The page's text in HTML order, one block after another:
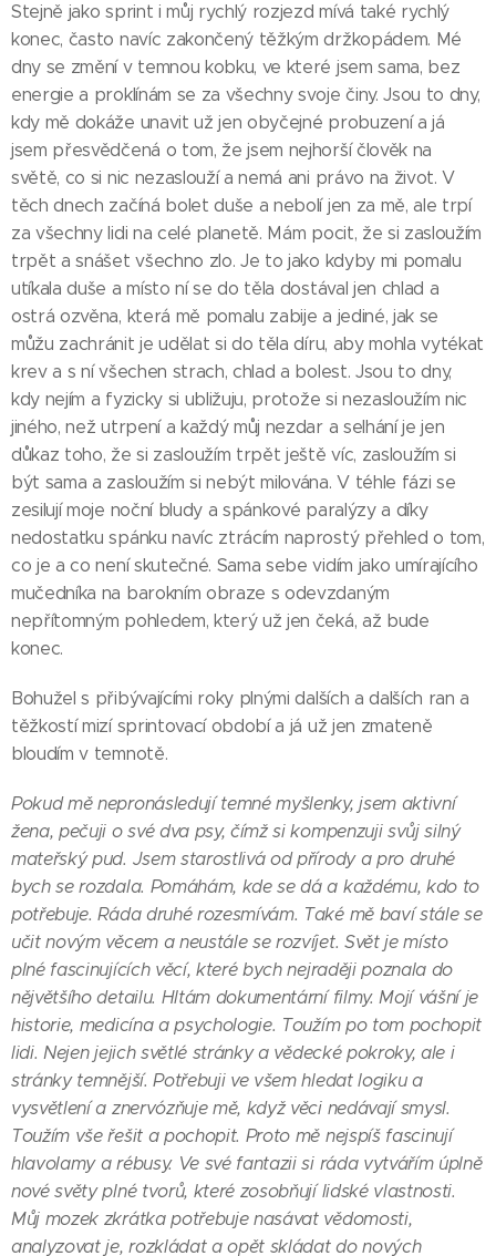
Stejně jako sprint i můj rychlý rozjezd mívá také rychlý
konec, často navíc zakončený těžkým držkopádem. Mé
dny se změní v temnou kobku, ve které jsem sama, bez
energie a proklínám se za všechny svoje činy. Jsou to dny,
kdy mě dokáže unavit už jen obyčejné probuzení a já
jsem přesvědčená o tom, že jsem nejhorší člověk na
světě, co si nic nezaslouží a nemá ani právo na život. V
těch dnech začíná bolet duše a nebolí jen za mě, ale trpí
za všechny lidi na celé planetě. Mám pocit, že si zasloužím
trpět a snášet všechno zlo. Je to jako kdyby mi pomalu
utíkala duše a místo ní se do těla dostával jen chlad a
ostrá ozvěna, která mě pomalu zabije a jediné, jak se
můžu zachránit je udělat si do těla díru, aby mohla vytékat
krev a s ní všechen strach, chlad a bolest. Jsou to dny,
kdy nejím a fyzicky si ubližuju, protože si nezasloužím nic
jiného, než utrpení a každý můj nezdar a selhání je jen
důkaz toho, že si zasloužím trpět ještě víc, zasloužím si
být sama a zasloužím si nebýt milována. V téhle fázi se
zesilují moje noční bludy a spánkové paralýzy a díky
nedostatku spánku navíc ztrácím naprostý přehled o tom,
co je a co není skutečné. Sama sebe vidím jako umírajícího
mučedníka na barokním obraze s odevzdaným
nepřítomným pohledem, který už jen čeká, až bude
konec.
Bohužel s přibývajícími roky plnými dalších a dalších ran a
těžkostí mizí sprintovací období a já už jen zmateně
bloudím v temnotě.
Pokud mě nepronásledují temné myšlenky, jsem aktivní
žena, pečuji o své dva psy, čímž si kompenzuji svůj silný
mateřský pud. Jsem starostlivá od přírody a pro druhé
bych se rozdala. Pomáhám, kde se dá a každému, kdo to
potřebuje. Ráda druhé rozesmívám. Také mě baví stále se
učit novým věcem a neustále se rozvíjet. Svět je místo
plné fascinujících věcí, které bych nejraději poznala do
nějvětšího detailu. Hltám dokumentární filmy. Mojí vášní je
historie, medicína a psychologie. Toužím po tom pochopit
lidi. Nejen jejich světlé stránky a vědecké pokroky, ale i
stránky temnější. Potřebuji ve všem hledat logiku a
vysvětlení a znervózňuje mě, když věci nedávají smysl.
Toužím vše řešit a pochopit. Proto mě nejspíš fascinují
hlavolamy a rébusy. Ve své fantazii si ráda vytvářím úplně
nové světy plné tvorů, které zosobňují lidské vlastnosti.
Můj mozek zkrátka potřebuje nasávat vědomosti,
analyzovat je, rozkládat a opět skládat do nových